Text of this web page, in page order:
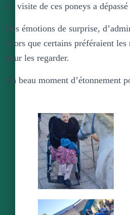
La visite de ces poneys a
Des émotions de surprise,
Alors que certains préféraient
pour les regarder.
Un beau moment d’étonnement